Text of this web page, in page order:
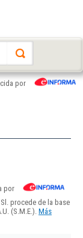
por
por
procede de la base
(S.M.E.). Más